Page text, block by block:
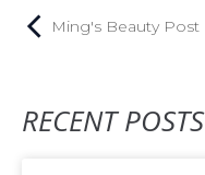
Ming's Beauty Post
RECENT POSTS